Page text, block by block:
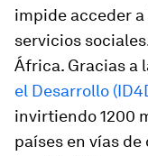
impide acceder
servicios
África. Gracias a
el Desarrollo
invirtiendo 1200
países en vías